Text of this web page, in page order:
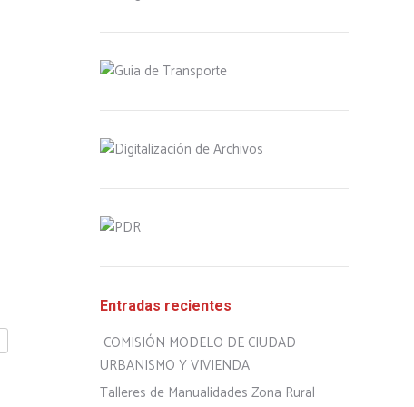
Entradas recientes
COMISIÓN MODELO DE CIUDAD
URBANISMO Y VIVIENDA
Talleres de Manualidades Zona Rural